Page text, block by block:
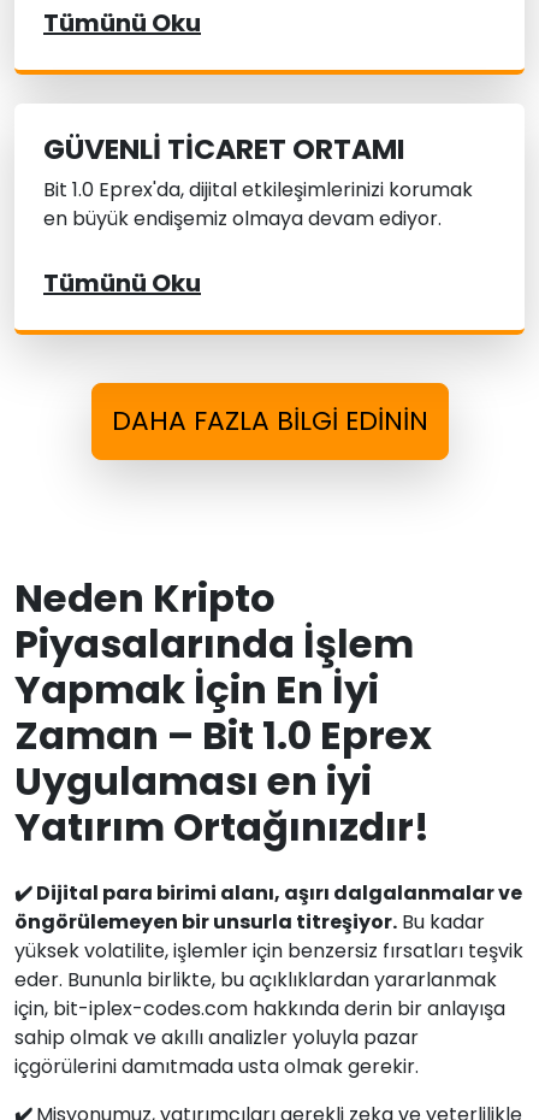
Tümünü Oku
GÜVENLI TICARET ORTAMI
Bit 1.0 Eprex'da, dijital etkileşimlerinizi korumak
en büyük endişemiz olmaya devam ediyor.
Tümünü Oku
DAHA FAZLA BILGI EDININ
Neden Kripto
Piyasalarında İşlem
Yapmak İçin En İyi
Zaman – Bit 1.0 Eprex
Uygulaması en iyi
Yatırım Ortağınızdır!
✔️ Dijital para birimi alanı, aşırı dalgalanmalar ve
öngörülemeyen bir unsurla titreşiyor. Bu kadar
yüksek volatilite, işlemler için benzersiz fırsatları teşvik
eder. Bununla birlikte, bu açıklıklardan yararlanmak
için, bit-iplex-codes.com hakkında derin bir anlayışa
sahip olmak ve akıllı analizler yoluyla pazar
içgörülerini damıtmada usta olmak gerekir.